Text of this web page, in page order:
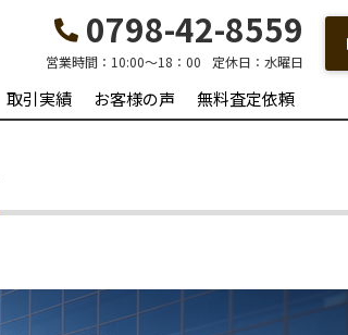
0798-42-8559
営業時間： 10:00～18：00 定休日： 水曜日
取引実績 お客様の声 無料査定依頼